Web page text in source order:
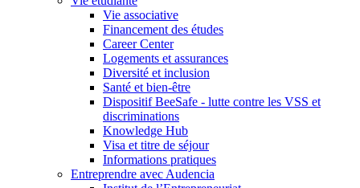
Vie associative
Financement des études
Career Center
Logements et assurances
Diversité et inclusion
Santé et bien-être
Dispositif BeeSafe - lutte contre les VSS et
discriminations
Knowledge Hub
Visa et titre de séjour
Informations pratiques
Entreprendre avec Audencia